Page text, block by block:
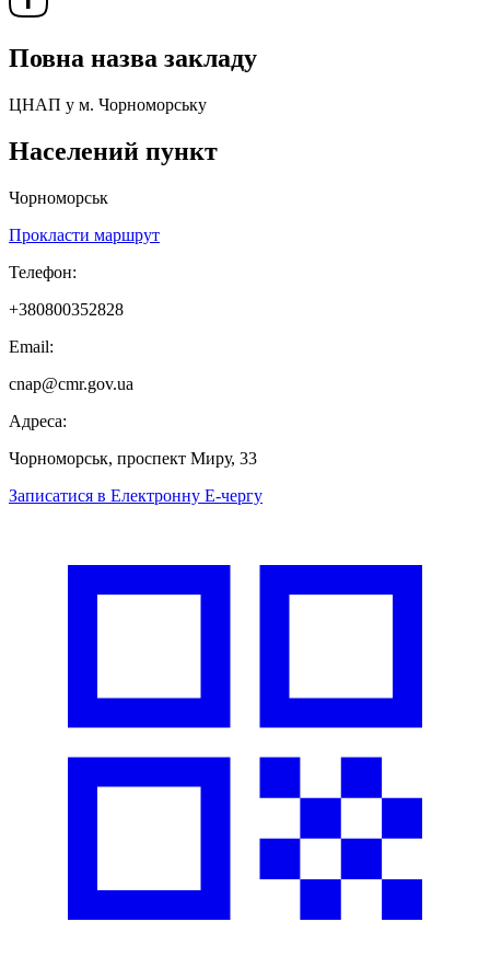
Повна назва закладу
ЦНАП у м. Чорноморську
Населений пункт
Чорноморськ
Прокласти маршрут
Телефон:
+380800352828
Email:
cnap@cmr.gov.ua
Адреса:
Чорноморськ, проспект Миру, 33
Записатися в Електронну Е-чергу